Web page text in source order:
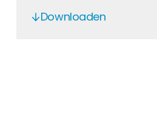
Downloaden